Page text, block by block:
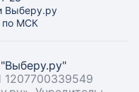
Выберу.ру
по МСК